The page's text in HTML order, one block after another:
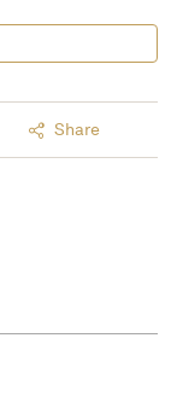
Share